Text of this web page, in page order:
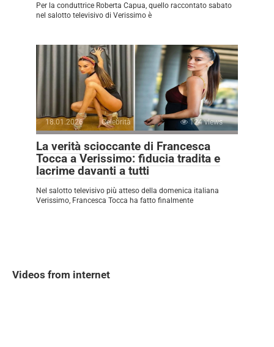
Per la conduttrice Roberta Capua, quello raccontato sabato
nel salotto televisivo di Verissimo è
18.01.2026 Celebrità 124 views
La verità scioccante di Francesca
Tocca a Verissimo: fiducia tradita e
lacrime davanti a tutti
Nel salotto televisivo più atteso della domenica italiana
Verissimo, Francesca Tocca ha fatto finalmente
Videos from internet